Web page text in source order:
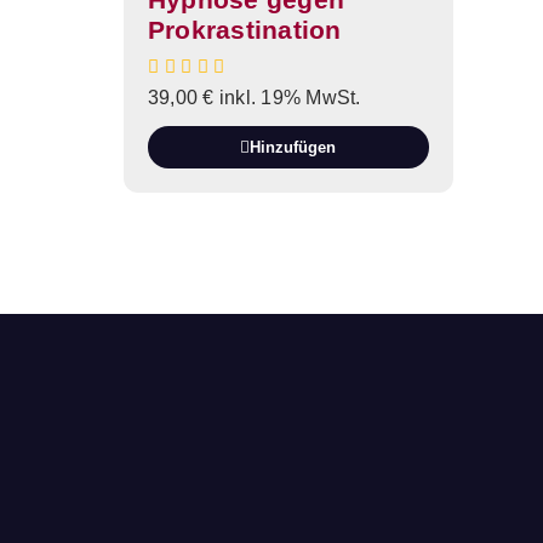
Prokrastination
39,00€ inkl. 19% MwSt.
Hinzufügen